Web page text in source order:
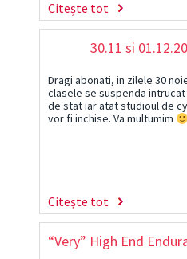
Citește tot
30.11 si
Dragi abonati, in zilele 30
clasele se suspenda
de stat iar atat studioul de
vor fi inchise. Va multumim
Citește tot
“Very” High End